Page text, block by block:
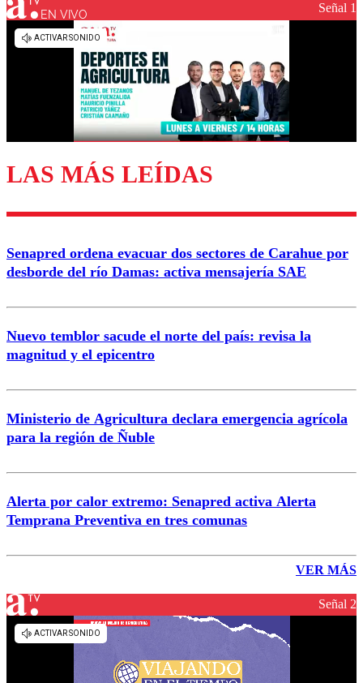
Los comentarios son moderados para garantizar un
Enviar comentario
EN VIVO Señal 1
LAS MÁS LEÍDAS
Senapred ordena evacuar dos sectores de Carahue por
desborde del río Damas: activa mensajería SAE
Nuevo temblor sacude el norte del país: revisa la
magnitud y el epicentro
Ministerio de Agricultura declara emergencia agrícola
para la región de Ñuble
Alerta por calor extremo: Senapred activa Alerta
Temprana Preventiva en tres comunas
VER MÁS
Señal 2